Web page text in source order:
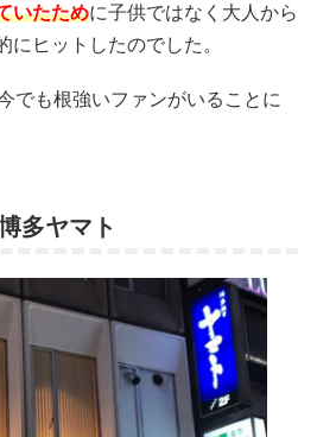
いたために子供ではなく大人から
にヒットしたのでした。
でも根強いファンがいることに
多ヤマト